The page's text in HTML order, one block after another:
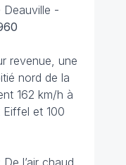
Deauville -
revenue, une
nord de la
162 km/h à
Eiffel et 100
De l’air chaud